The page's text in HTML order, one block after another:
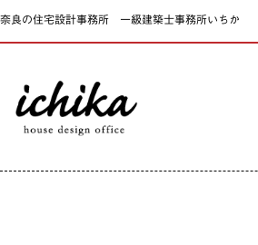
奈良の住宅設計事務所 一級建築士事務所いちか